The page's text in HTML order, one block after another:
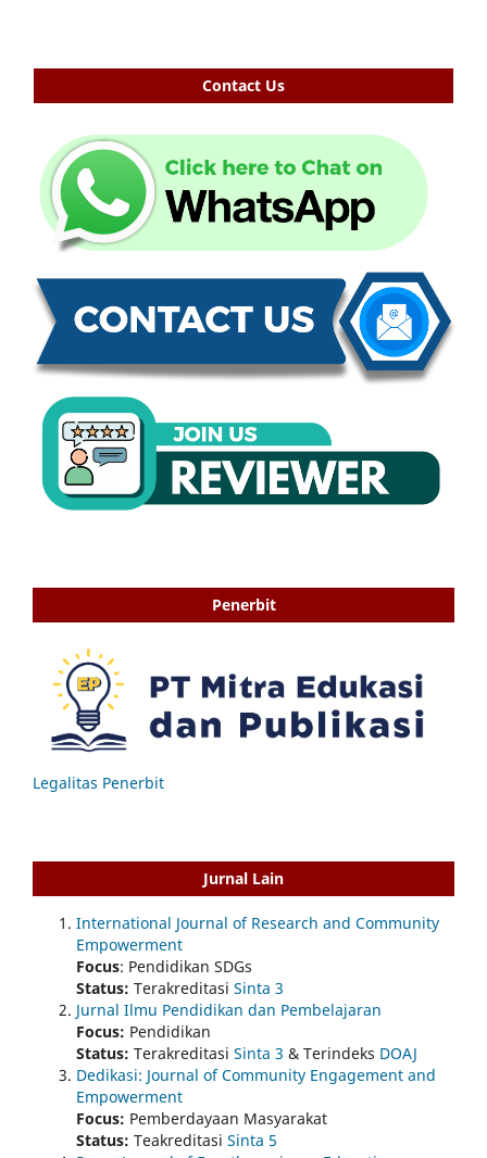
Contact Us
Penerbit
Legalitas Penerbit
Jurnal Lain
International Journal of Research and Community
Empowerment
Focus: Pendidikan SDGs
Status: Terakreditasi Sinta 3
Jurnal Ilmu Pendidikan dan Pembelajaran
Focus: Pendidikan
Status: Terakreditasi Sinta 3 & Terindeks DOAJ
Dedikasi: Journal of Community Engagement and
Empowerment
Focus: Pemberdayaan Masyarakat
Status: Teakreditasi Sinta 5